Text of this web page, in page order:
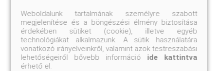
Weboldalunk tartalmának személyre szabott
megjelenítése és a böngészési élmény biztosítása
érdekében sütiket (cookie), illetve egyéb
technológiákat alkalmazunk. A sütik használatára
vonatkozó irányelveinkről, valamint azok testreszabási
lehetőségeiről bővebb információ ide kattintva
érhető el.